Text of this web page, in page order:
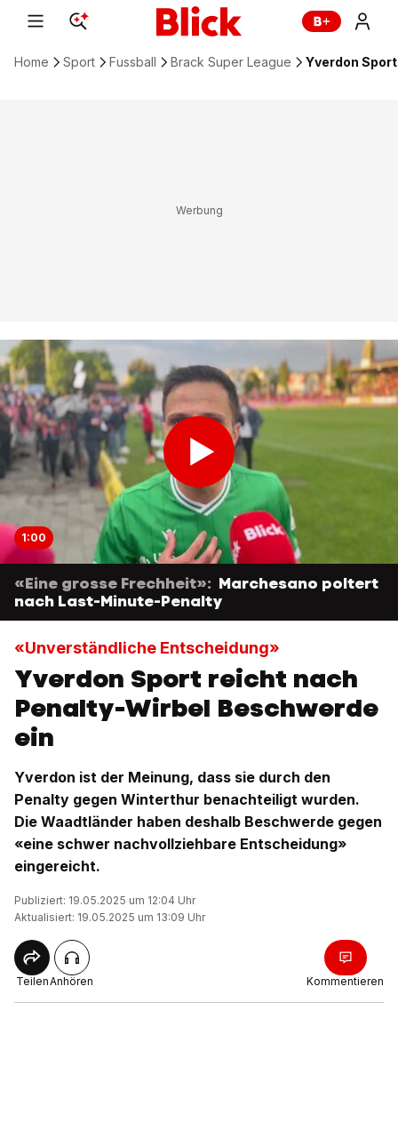
Home Sport Fussball Brack Super League Yverdon
1:00
«Eine grosse Frechheit»: Marchesano poltert
nach Last-Minute-Penalty
«Unverständliche Entscheidung»
Yverdon Sport reicht nach
Penalty-Wirbel Beschwerde
ein
Yverdon ist der Meinung, dass sie durch den
Penalty gegen Winterthur benachteiligt wurden.
Die Waadtländer haben deshalb Beschwerde gegen
«eine schwer nachvollziehbare Entscheidung»
eingereicht.
Publiziert: 19.05.2025 um 12:04 Uhr
Aktualisiert: 19.05.2025 um 13:09 Uhr
TeilenAnhören Kommentieren